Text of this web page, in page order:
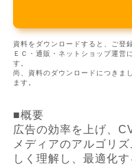
資料をダウンロードすると、ご登
ＥＣ・通販・ネットショップ運営
す。
尚、資料のダウンロードにつきま
ます。
■概要
広告の効率を上げ、
メディアのアルゴリ
しく理解し、最適化す